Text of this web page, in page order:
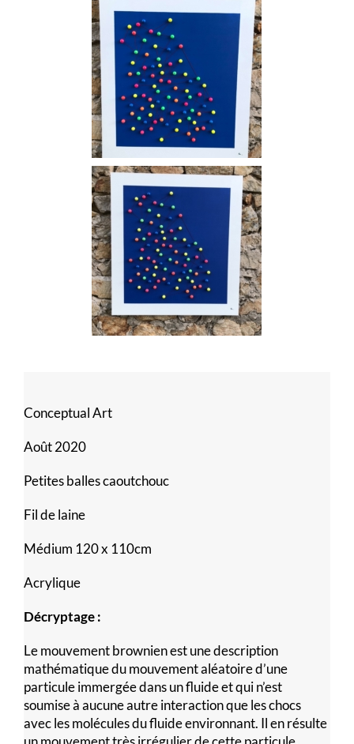
Conceptual Art
Août 2020
Petites balles caoutchouc
Fil de laine
Médium 120 x 110cm
Acrylique
Décryptage :
Le mouvement brownien est une description
mathématique du mouvement aléatoire d’une
particule immergée dans un fluide et qui n’est
soumise à aucune autre interaction que les chocs
avec les molécules du fluide environnant. Il en résulte